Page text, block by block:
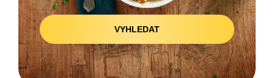
VYHLEDAT